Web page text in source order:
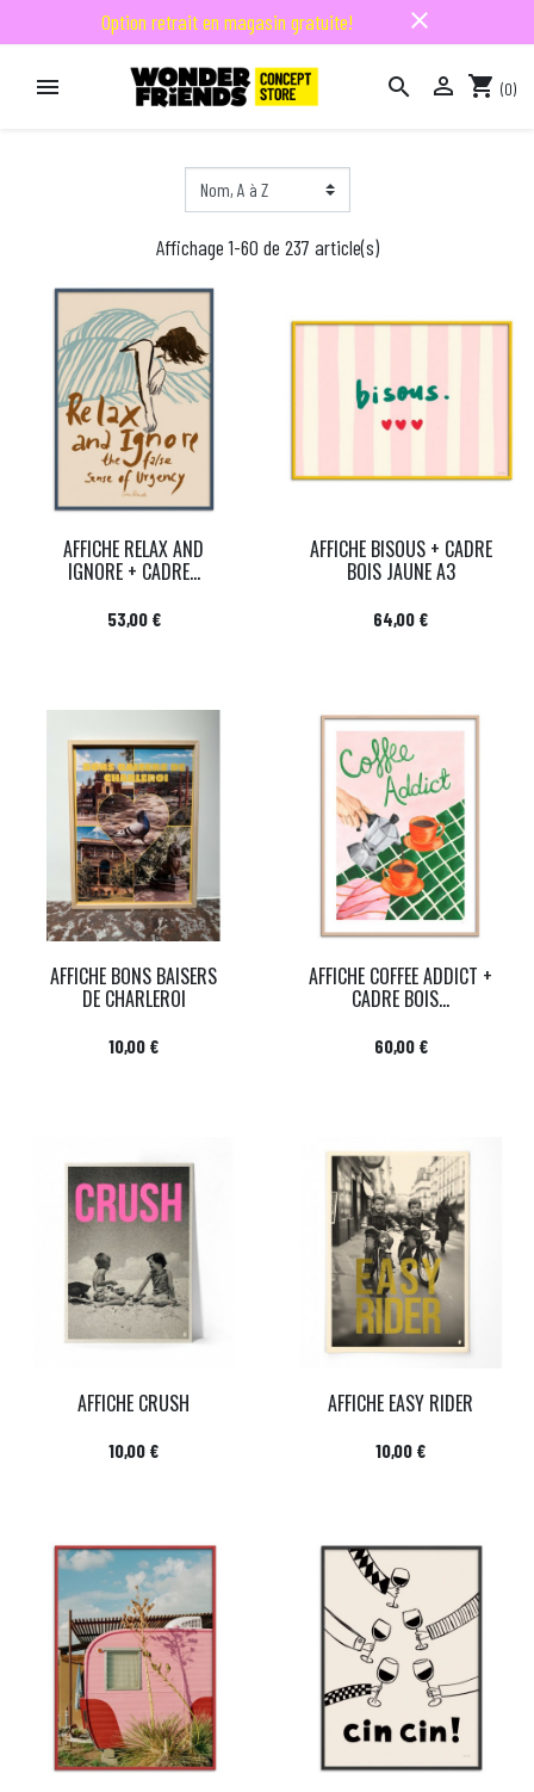
Option retrait en magasin gratuite! close
   shopping_cart (0)
Affichage 1-60 de 237 article(s)
AFFICHE RELAX AND
IGNORE + CADRE...
Prix
53,00 €
AFFICHE BISOUS + CADRE
BOIS JAUNE A3
Prix
64,00 €
AFFICHE BONS BAISERS
DE CHARLEROI
Prix
10,00 €
AFFICHE COFFEE ADDICT +
CADRE BOIS...
Prix
60,00 €
AFFICHE CRUSH
Prix
10,00 €
AFFICHE EASY RIDER
Prix
10,00 €